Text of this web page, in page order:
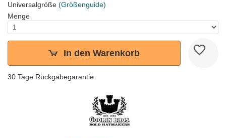
Universalgröße (Größenguide)
Menge
In den Warenkorb
30 Tage Rückgabegarantie